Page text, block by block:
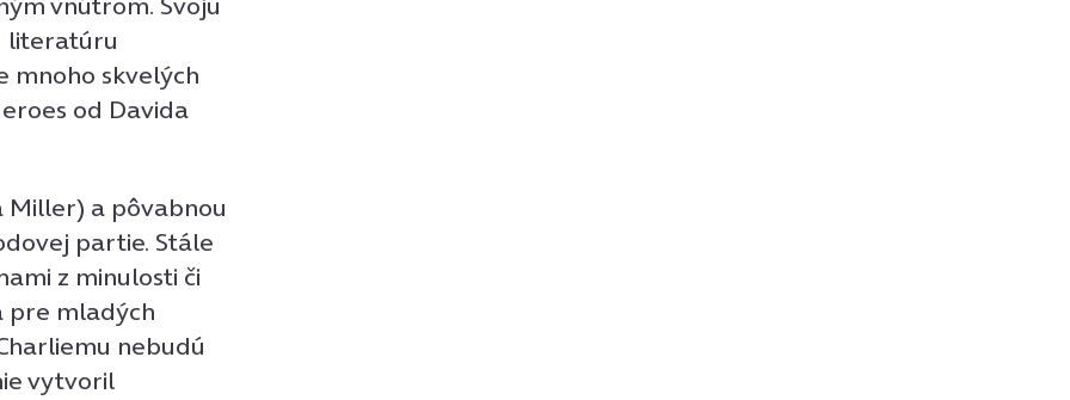
literatúru
mnoho skvelých
od Davida
Miller) a pôvabnou
partie. Stále
z minulosti či
pre mladých
nebudú
vytvoril